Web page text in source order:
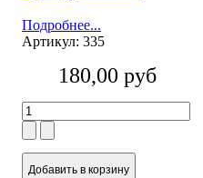
Подробнее...
Артикул: 335
180,00 руб